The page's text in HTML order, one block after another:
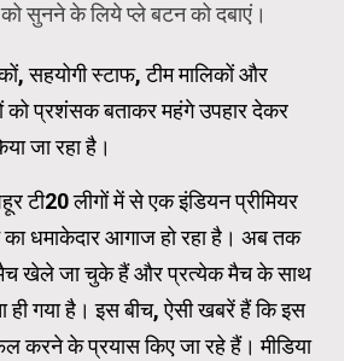
सहयोगी स्टाफ, टीम मालिकों और
को प्रशंसक बताकर महंगे उपहार देकर
जा रहा है।
टी20 लीगों में से एक इंडियन प्रीमियर
धमाकेदार आगाज हो रहा है। अब तक
खेले जा चुके हैं और प्रत्येक मैच के साथ
ही गया है। इस बीच, ऐसी खबरें हैं कि इस
करने के प्रयास किए जा रहे हैं। मीडिया